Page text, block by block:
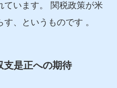
ています。 関税政策が米
す、というものです 。
支是正への期待